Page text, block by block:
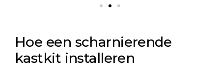
Hoe een scharnierende
kastkit installeren